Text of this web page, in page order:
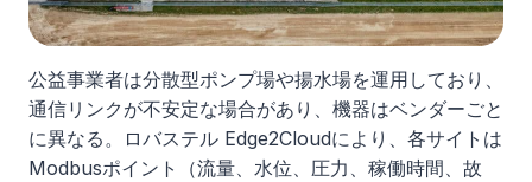
公益事業者は分散型ポンプ場や揚水場を運用しており、
通信リンクが不安定な場合があり、機器はベンダーごと
に異なる。ロバステル Edge2Cloudにより、各サイトは
Modbusポイント（流量、水位、圧力、稼働時間、故